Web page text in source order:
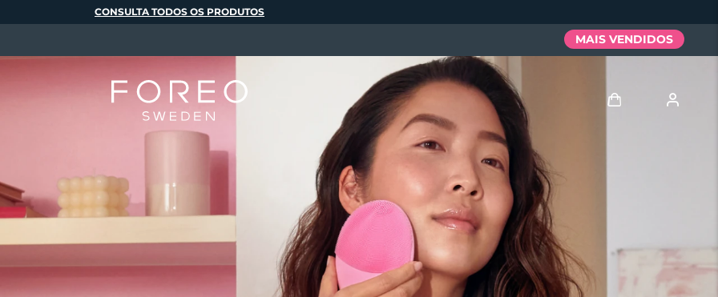
CONSULTA TODOS OS PRODUTOS
MAIS VENDIDOS
Meus pedidos